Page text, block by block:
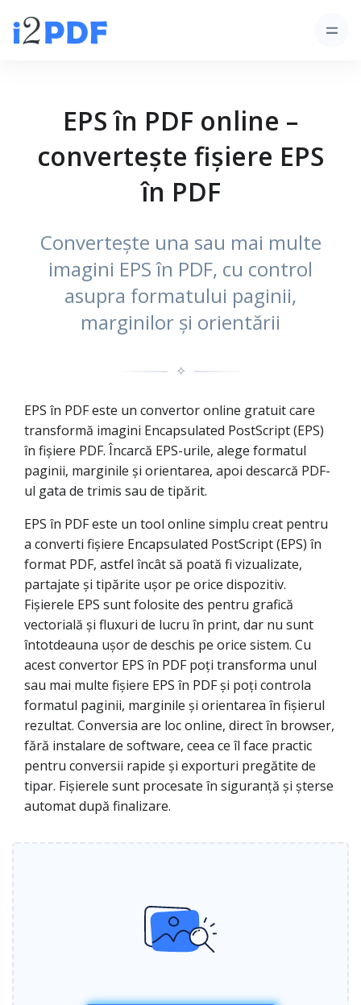
EPS în PDF online –
convertește fișiere EPS
în PDF
Convertește una sau mai multe
imagini EPS în PDF, cu control
asupra formatului paginii,
marginilor și orientării
✧
EPS în PDF este un convertor online gratuit care
transformă imagini Encapsulated PostScript (EPS)
în fișiere PDF. Încarcă EPS-urile, alege formatul
paginii, marginile și orientarea, apoi descarcă PDF-
ul gata de trimis sau de tipărit.
EPS în PDF este un tool online simplu creat pentru
a converti fișiere Encapsulated PostScript (EPS) în
format PDF, astfel încât să poată fi vizualizate,
partajate și tipărite ușor pe orice dispozitiv.
Fișierele EPS sunt folosite des pentru grafică
vectorială și fluxuri de lucru în print, dar nu sunt
întotdeauna ușor de deschis pe orice sistem. Cu
acest convertor EPS în PDF poți transforma unul
sau mai multe fișiere EPS în PDF și poți controla
formatul paginii, marginile și orientarea în fișierul
rezultat. Conversia are loc online, direct în browser,
fără instalare de software, ceea ce îl face practic
pentru conversii rapide și exporturi pregătite de
tipar. Fișierele sunt procesate în siguranță și șterse
automat după finalizare.